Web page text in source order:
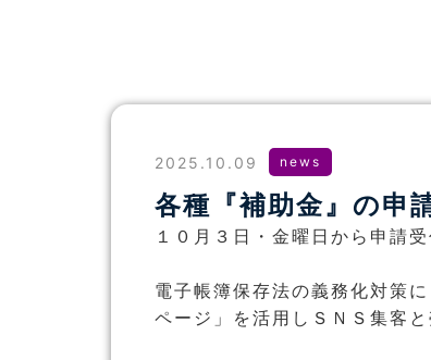
2025.10.09 news
各種『補助金』の申
１０月３日・金曜日から申請
電子帳簿保存法の義務化対策
ページ」を活用しＳＮＳ集客